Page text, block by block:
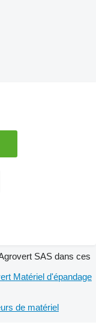
SAS dans ces
Matériel d'épandage
de matériel